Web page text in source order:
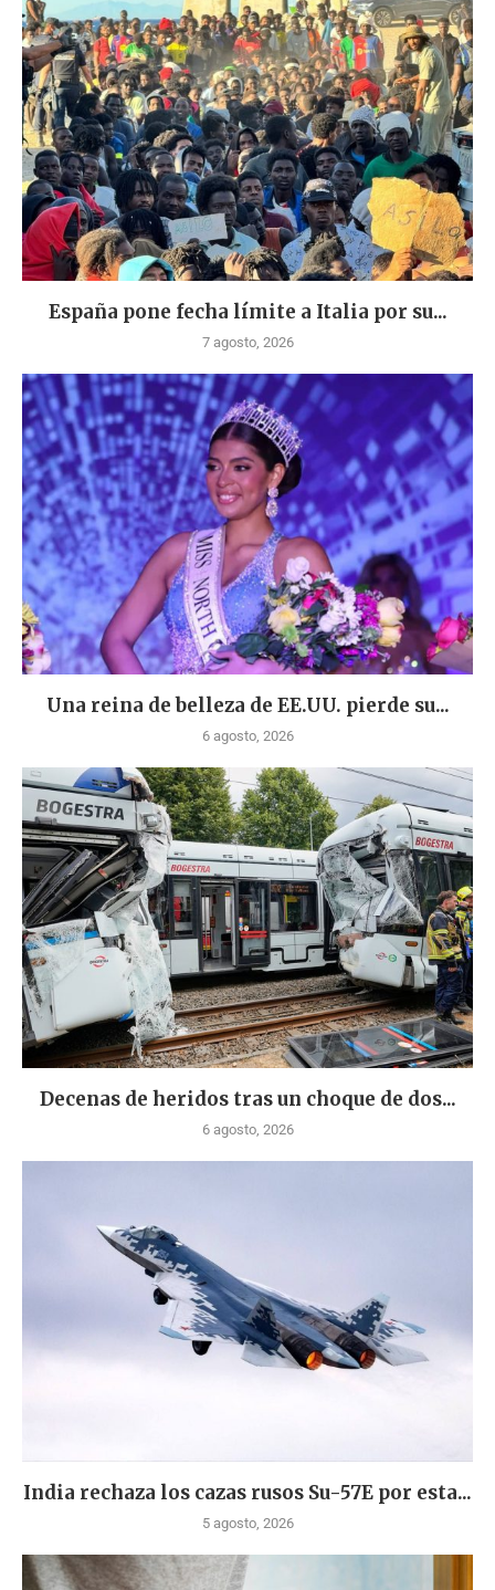
España pone fecha límite a Italia por su...
7 agosto, 2026
Una reina de belleza de EE.UU. pierde su...
6 agosto, 2026
Decenas de heridos tras un choque de dos...
6 agosto, 2026
India rechaza los cazas rusos Su-57E por esta...
5 agosto, 2026